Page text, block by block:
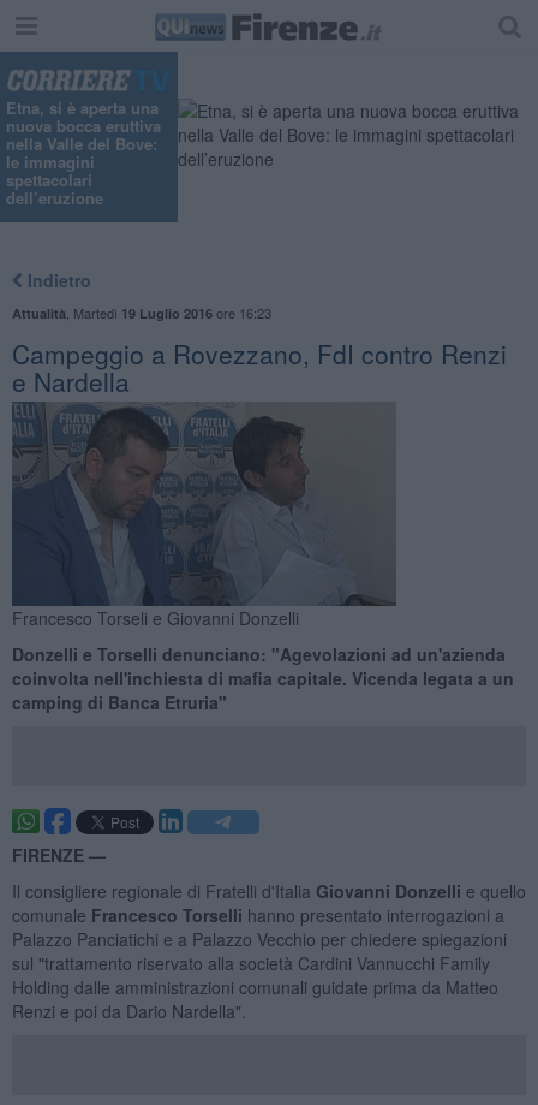
Etna, si è aperta una
nuova bocca eruttiva
nella Valle del Bove:
le immagini
spettacolari
dell’eruzione
Indietro
Attualità Martedì 19 Luglio 2016ore 16:23
Campeggio a Rovezzano, FdI contro Renzi
e Nardella
Francesco Torseli e Giovanni Donzelli
Donzelli e Torselli denunciano: "Agevolazioni ad un'azienda
coinvolta nell'inchiesta di mafia capitale. Vicenda legata a un
camping di Banca Etruria"
FIRENZE —
Il consigliere regionale di Fratelli d'Italia Giovanni Donzelli e quello
comunale Francesco Torselli hanno presentato interrogazioni a
Palazzo Panciatichi e a Palazzo Vecchio per chiedere spiegazioni
sul "trattamento riservato alla società Cardini Vannucchi Family
Holding dalle amministrazioni comunali guidate prima da Matteo
Renzi e poi da Dario Nardella".